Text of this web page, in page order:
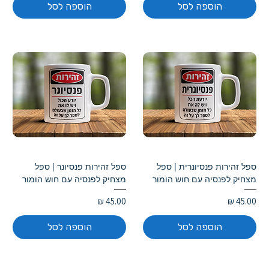
הוספה לסל הוספה לסל
ספל זהירות פנסיונרית | ספל
מצחיק לפנסיה עם חוש הומור
מחיר
הוספה לסל
ספל זהירות פנסיונר | ספל
מצחיק לפנסיה עם חוש הומור
מחיר
הוספה לסל